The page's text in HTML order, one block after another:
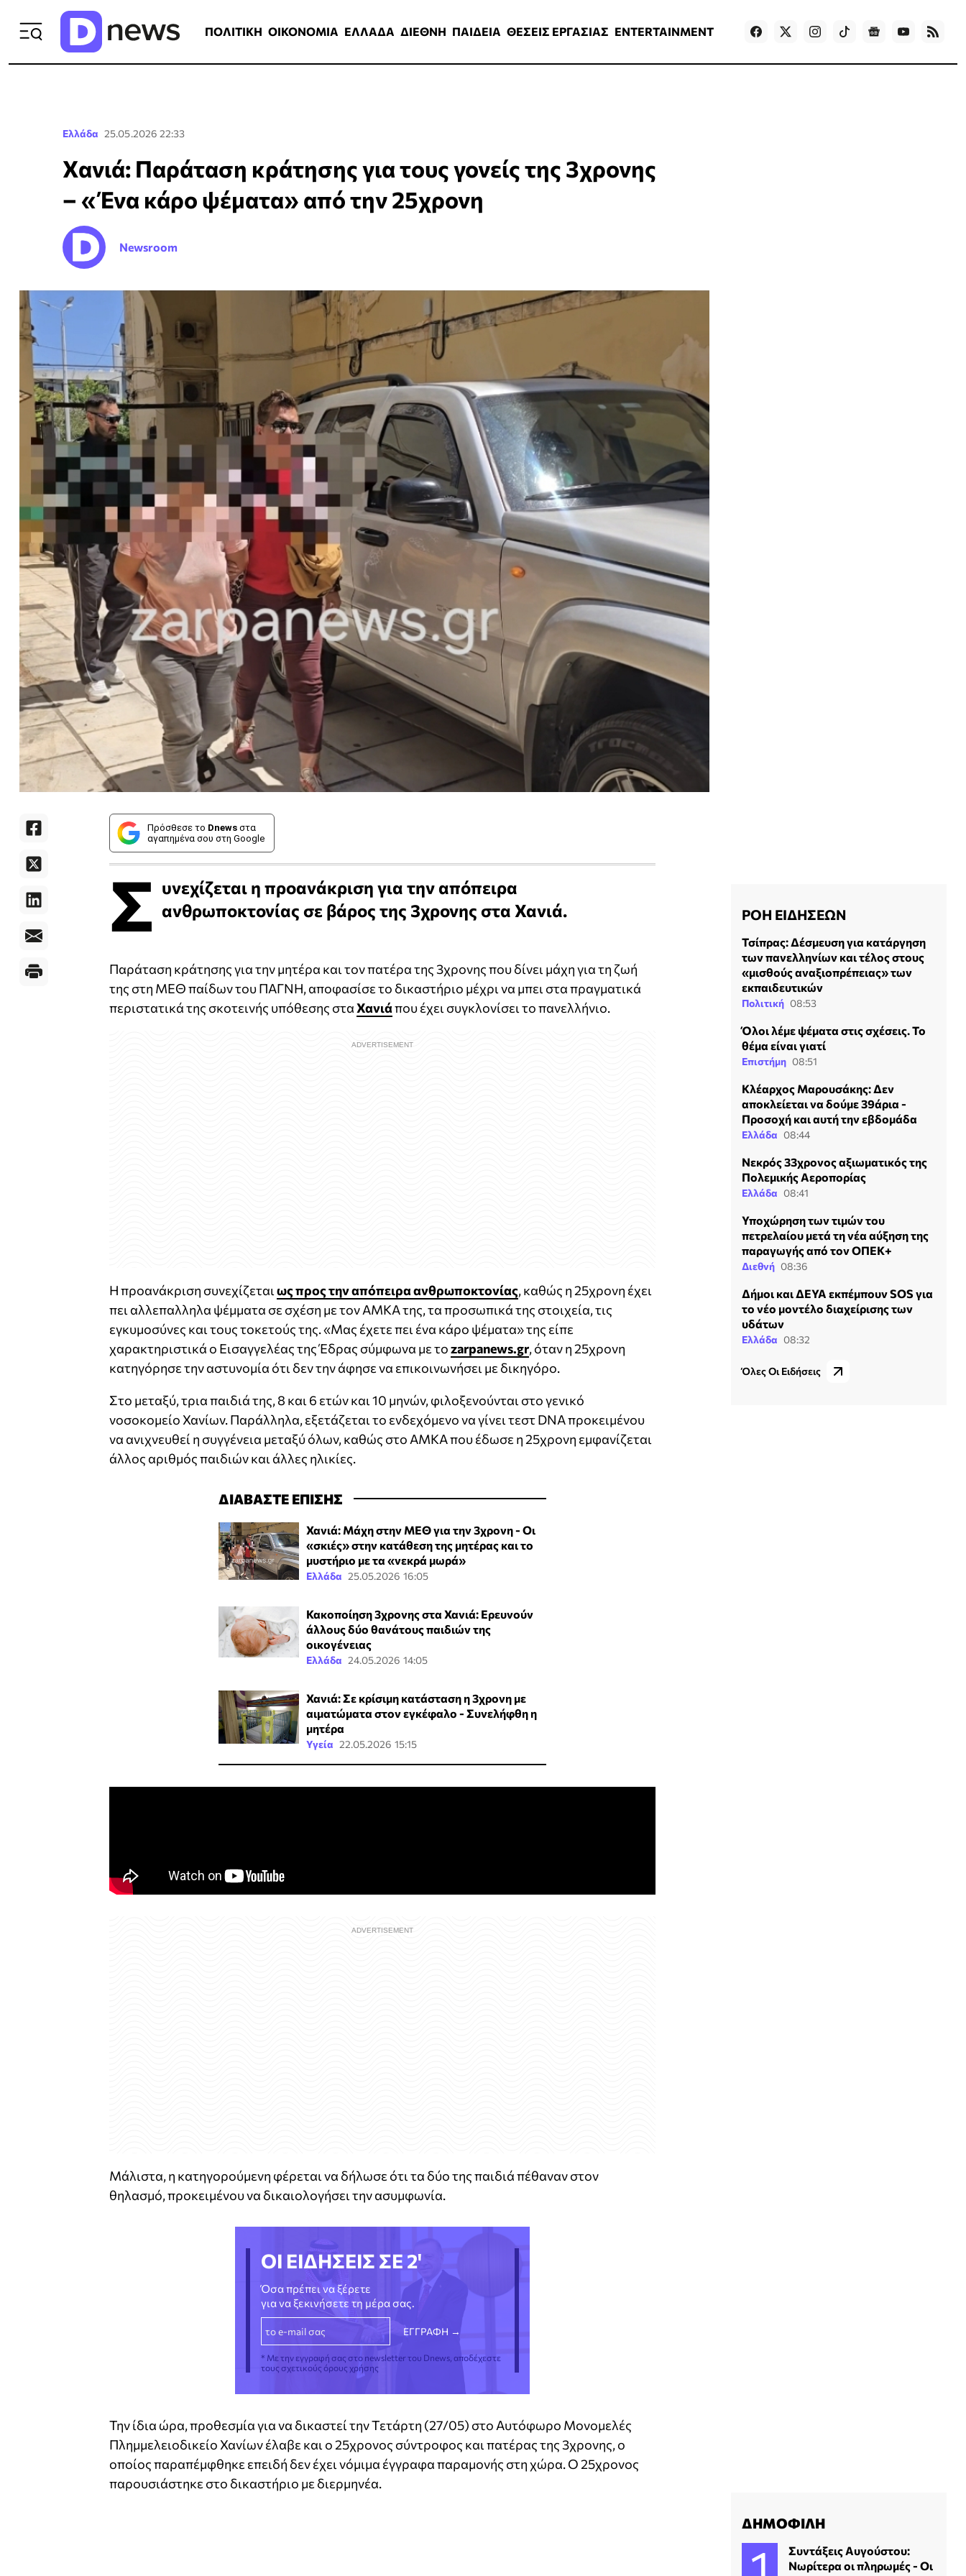
ΠΟΛΙΤΙΚΗ ΟΙΚΟΝΟΜΙΑ ΕΛΛΑΔΑ ΔΙΕΘΝΗ ΠΑΙΔΕΙΑ ΘΕΣΕΙΣ ΕΡΓΑΣΙΑΣ ENTERTAINMENT Games
Ελλάδα 25.05.2026 22:33
Χανιά: Παράταση κράτησης για τους γονείς της 3χρονης
– «Ένα κάρο ψέματα» από την 25χρονη
Newsroom
Πρόσθεσε το Dnews στα
αγαπημένα σου στη Google
Σ υνεχίζεται η προανάκριση για την απόπειρα
ανθρωποκτονίας σε βάρος της 3χρονης στα Χανιά.
Παράταση κράτησης για την μητέρα και τον πατέρα της 3χρονης που δίνει μάχη για τη ζωή
της στη ΜΕΘ παίδων του ΠΑΓΝΗ, αποφασίσε το δικαστήριο μέχρι να μπει στα πραγματικά
περιστατικά της σκοτεινής υπόθεσης σταΧανιάπου έχει συγκλονίσει το πανελλήνιο.
Η προανάκριση συνεχίζεταιως προς την απόπειρα ανθρωποκτονίας, καθώς η 25χρονη έχει
πει αλλεπαλληλα ψέμματα σε σχέση με τον ΑΜΚΑ της, τα προσωπικά της στοιχεία, τις
εγκυμοσύνες και τους τοκετούς της. «Μας έχετε πει ένα κάρο ψέματα» της είπε
χαρακτηριστικά ο Εισαγγελέας της Έδρας σύμφωνα με τοzarpanews.gr, όταν η 25χρονη
κατηγόρησε την αστυνομία ότι δεν την άφησε να επικοινωνήσει με δικηγόρο.
Στο μεταξύ, τρια παιδιά της, 8 και 6 ετών και 10 μηνών, φιλοξενούνται στο γενικό
νοσοκομείο Χανίων. Παράλληλα, εξετάζεται το ενδεχόμενο να γίνει τεστ DNA προκειμένου
να ανιχνευθεί η συγγένεια μεταξύ όλων, καθώς στο ΑΜΚΑ που έδωσε η 25χρονη εμφανίζεται
άλλος αριθμός παιδιών και άλλες ηλικίες.
ΔΙΑΒΑΣΤΕ ΕΠΙΣΗΣ
Χανιά: Μάχη στην ΜΕΘ για την 3χρονη - Οι
«σκιές» στην κατάθεση της μητέρας και το
μυστήριο με τα «νεκρά μωρά»
Ελλάδα 25.05.2026 16:05
Κακοποίηση 3χρονης στα Χανιά: Ερευνούν
άλλους δύο θανάτους παιδιών της
οικογένειας
Ελλάδα 24.05.2026 14:05
Χανιά: Σε κρίσιμη κατάσταση η 3χρονη με
αιματώματα στον εγκέφαλο - Συνελήφθη η
μητέρα
Υγεία 22.05.2026 15:15
Μάλιστα, η κατηγορούμενη φέρεται να δήλωσε ότι τα δύο της παιδιά πέθαναν στον
θηλασμό, προκειμένου να δικαιολογήσει την ασυμφωνία.
ΟΙ ΕΙΔΗΣΕΙΣ ΣΕ 2'
Όσα πρέπει να ξέρετε
για να ξεκινήσετε τη μέρα σας.
* Με την εγγραφή σας στο newsletter του Dnews, αποδέχεστε
τους σχετικούς όρους χρήσης
Την ίδια ώρα, προθεσμία για να δικαστεί την Τετάρτη (27/05) στο Αυτόφωρο Μονομελές
Πλημμελειοδικείο Χανίων έλαβε και ο 25χρονος σύντροφος και πατέρας της 3χρονης, ο
οποίος παραπέμφθηκε επειδή δεν έχει νόμιμα έγγραφα παραμονής στη χώρα. Ο 25χρονος
παρουσιάστηκε στο δικαστήριο με διερμηνέα.
ΡΟΗ ΕΙΔΗΣΕΩΝ
Τσίπρας: Δέσμευση για κατάργηση
των πανελληνίων και τέλος στους
«μισθούς αναξιοπρέπειας» των
εκπαιδευτικών
Πολιτική 08:53
Όλοι λέμε ψέματα στις σχέσεις. Το
θέμα είναι γιατί
Επιστήμη 08:51
Κλέαρχος Μαρουσάκης: Δεν
αποκλείεται να δούμε 39άρια -
Προσοχή και αυτή την εβδομάδα
Ελλάδα 08:44
Νεκρός 33χρονος αξιωματικός της
Πολεμικής Αεροπορίας
Ελλάδα 08:41
Υποχώρηση των τιμών του
πετρελαίου μετά τη νέα αύξηση της
παραγωγής από τον ΟΠΕΚ+
Διεθνή 08:36
Δήμοι και ΔΕΥΑ εκπέμπουν SOS για
το νέο μοντέλο διαχείρισης των
υδάτων
Ελλάδα 08:32
Όλες Οι Ειδήσεις
ΔΗΜΟΦΙΛΗ
Συντάξεις Αυγούστου:
Νωρίτερα οι πληρωμές - Οι